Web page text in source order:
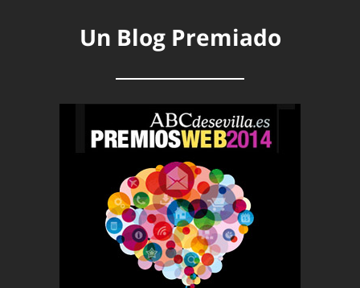
Un Blog Premiado